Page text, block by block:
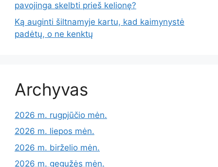
pavojinga skelbti prieš kelionę?
Ką auginti šiltnamyje kartu, kad kaimynystė
padėtų, o ne kenktų
Archyvas
2026 m. rugpjūčio mėn.
2026 m. liepos mėn.
2026 m. birželio mėn.
2026 m. gegužės mėn.